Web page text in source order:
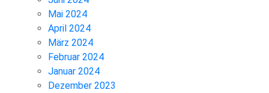
Mai 2024
April 2024
März 2024
Februar 2024
Januar 2024
Dezember 2023